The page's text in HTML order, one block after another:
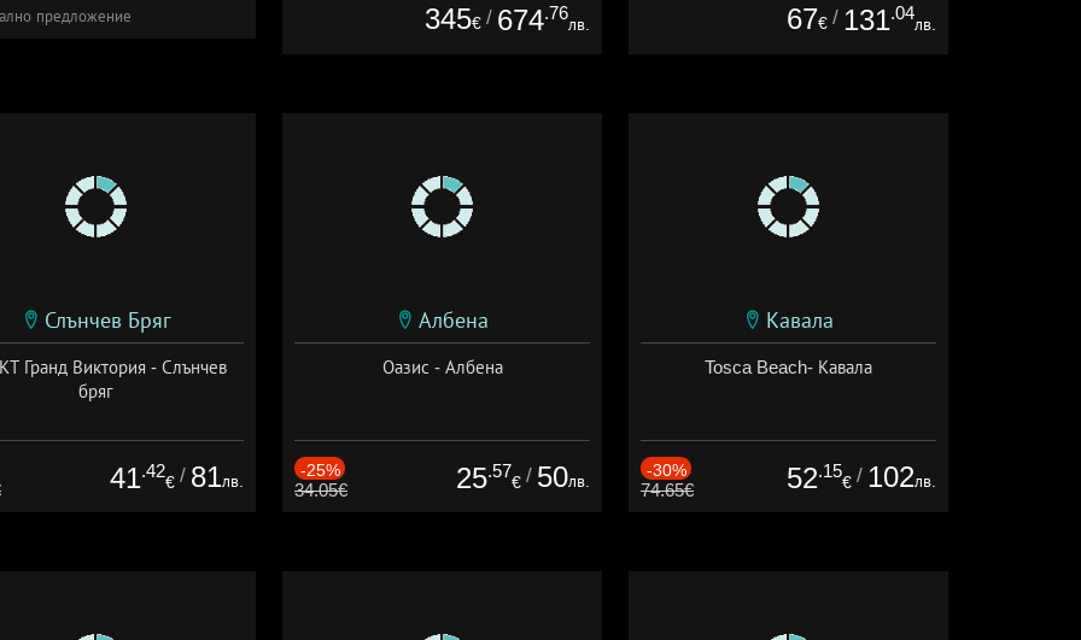
предложение 345€ / 674.76
лв. 67€ / 131.04
лв.
Слънчев Бряг
Гранд Виктория - Слънчев
бряг
41.42
€ / 81лв.
Албена
Оазис - Албена
-25%
34.05€ 25.57
€ / 50лв.
Кавала
Tosca Beach- Кавала
-30%
74.65€ 52.15
€ / 102лв.